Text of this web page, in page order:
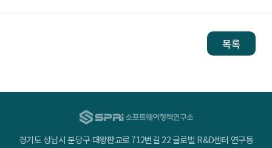
목록
경기도 성남시 분당구 대왕판교로 712번길 22 글로벌 R&D센터 연구동